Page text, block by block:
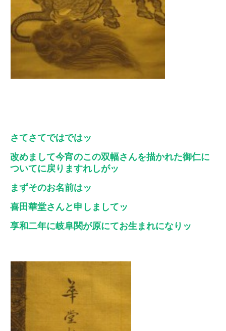
さてさてではではッ
改めまして今宵のこの双幅さんを描かれた御仁に
ついてに戻りますれしがッ
まずそのお名前はッ
喜田華堂さんと申しましてッ
享和二年に岐阜関が原にてお生まれになりッ